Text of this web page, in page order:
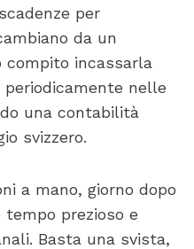
per
da un
incassarla
nelle
una contabilità
svizzero.
a mano, giorno dopo
prezioso e
Basta una svista,